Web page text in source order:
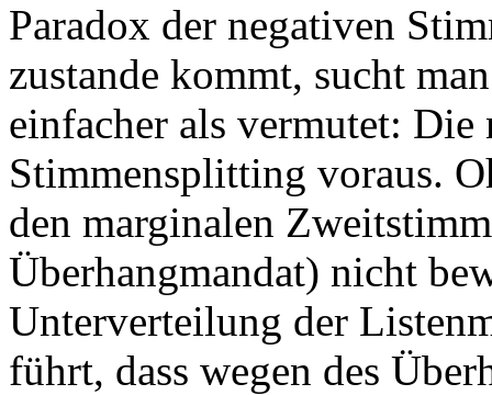
Paradox der negativen
zustande kommt, sucht
einfacher als vermutet: Die
Stimmensplitting voraus.
den marginalen
Überhangmandat) nicht
Unterverteilung der
führt, dass wegen des